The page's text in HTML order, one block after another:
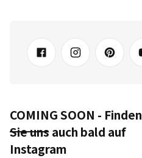
COMING SOON - Finden
Sie uns auch bald auf
Instagram